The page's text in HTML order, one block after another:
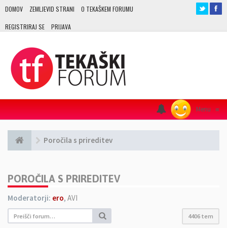
DOMOV ZEMLJEVID STRANI O TEKAŠKEM FORUMU
REGISTRIRAJ SE PRIJAVA
Menu ≡
Poročila s prireditev
POROČILA S PRIREDITEV
Moderatorji: ero, AVI
4406 tem